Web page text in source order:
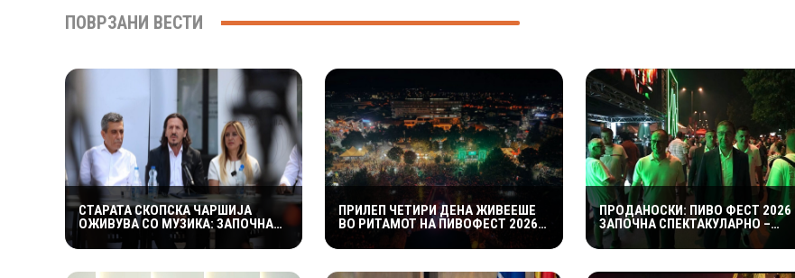
ПОВРЗАНИ ВЕСТИ
СТАРАТА СКОПСКА ЧАРШИЈА
ОЖИВУВА СО МУЗИКА: ЗАПОЧНА
ПРВОТО ИЗДАНИЕ НА
ИНТЕРНАЦИОНАЛНИОТ ФЕСТИВАЛ
ПРИЛЕП ЧЕТИРИ ДЕНА ЖИВЕЕШЕ
ВО РИТАМОТ НА ПИВОФЕСТ 2026 –
ПРОДАНОСКИ: ИСПИШАВМЕ УШТЕ
ЕДНА УСПЕШНА ПРИКАЗНА
ПРОДАНОСКИ: ПИВО ФЕСТ 2026
ЗАПОЧНА СПЕКТАКУЛАРНО –
ПРВАТА ВЕЧЕР ДОНЕСЕ ОДЛИЧНА
АТМОСФЕРА И МАСОВНА